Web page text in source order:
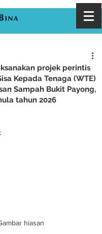
projek perintis
Kepada Tenaga (WTE)
Sampah Bukit Payong,
tahun 2026
hiasan